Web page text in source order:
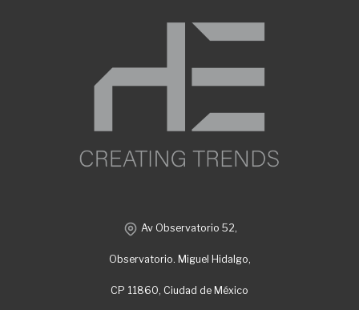
Av Observatorio 52,
Observatorio. Miguel Hidalgo,
CP 11860, Ciudad de México